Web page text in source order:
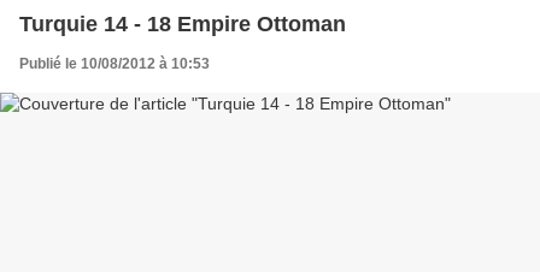
Turquie 14 - 18 Empire Ottoman
Publié le 10/08/2012 à 10:53